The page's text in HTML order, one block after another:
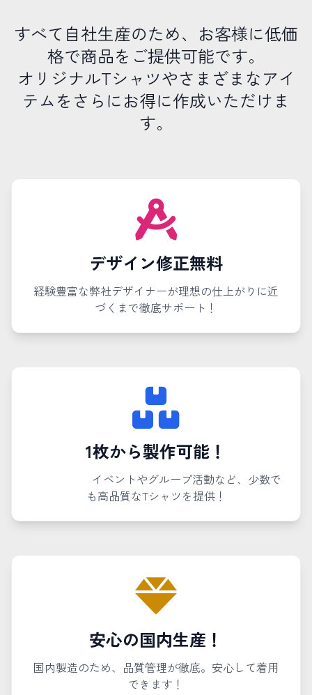
すべて自社生産のため、お客様に低価
格で商品をご提供可能です。
オリジナルTシャツやさまざまなアイ
テムをさらにお得に作成いただけま
す。
デザイン修正無料
経験豊富な弊社デザイナーが理想の仕上がりに近
づくまで徹底サポート！
1枚から製作可能！
イベントやグループ活動など、少数で
も高品質なTシャツを提供！
安心の国内生産！
国内製造のため、品質管理が徹底。安心して着用
できます！